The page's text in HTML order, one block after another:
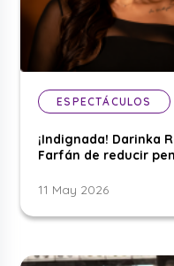
ESPECTÁCULOS
¡Indignada! Darinka
Farfán de reducir
11 May 2026